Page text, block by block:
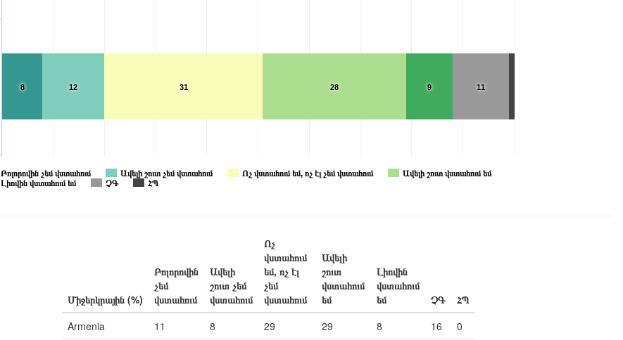
11
9
28
31
12
8
Բոլորովին չեմ վստահում Ավելի շուտ չեմ վստահում Ոչ վստահում եմ, ոչ էլ չեմ վստահում
Ավելի շուտ վստահում եմ
Լիովին վստահում եմ
ՉԳ ՀՊ
Միջերկրային (%)
Բոլորովին
չեմ
վստահում
Ավելի
շուտ չեմ
վստահում
Ոչ
վստահում
եմ, ոչ էլ
չեմ
վստահում
Ավելի
շուտ
վստահում
եմ
Լիովին
վստահում
եմ
ՉԳ
ՀՊ
Armenia
11 8 29 29 8 16
0